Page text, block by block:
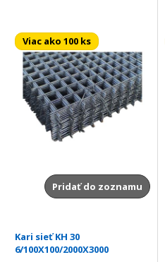
Viac ako 100 ks
Pridať do zoznamu
Kari sieť KH 30
6/100X100/2000X3000